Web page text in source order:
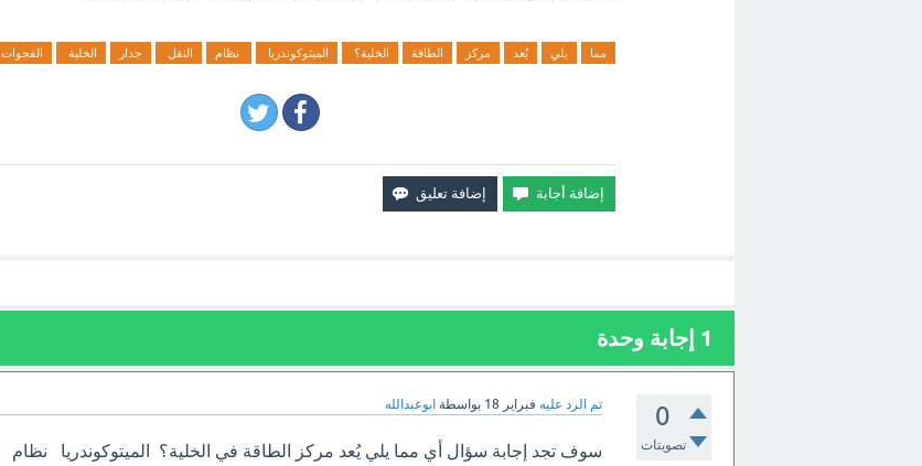
مما يلي يُعد مركز الطاقة الخلية؟ الميتوكوندريا نظام النقل جدار الخلية الفجوات
1 إجابة وحدة
0
تصويتات
تم الرد عليه فبراير 18 بواسطة ابوعبدالله
سوف تجد إجابة سؤال أي مما يلي يُعد مركز الطاقة في الخلية؟ الميتوكوندريا نظام